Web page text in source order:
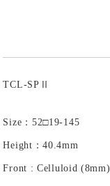
TCL-SPⅡ
Size：52□19-145
Height：40.4mm
Front : Celluloid (8mm)